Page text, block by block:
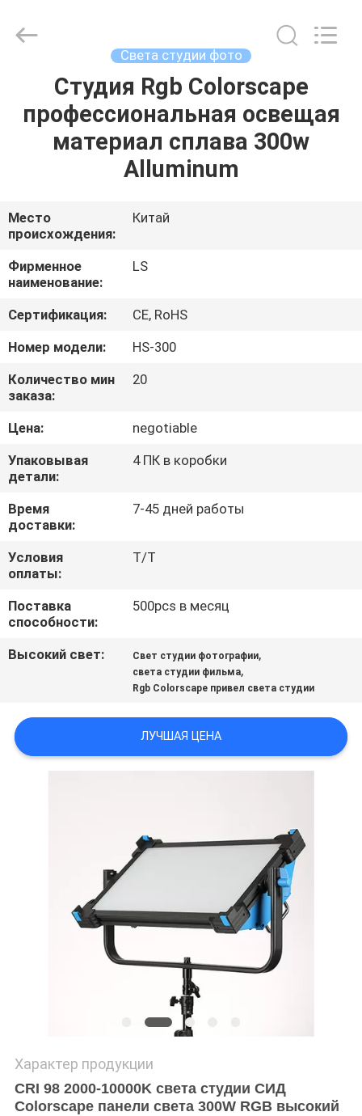
ПРОДУКТЫ
О
НАС
ПУТЕШЕСТВИЕ
ФАБРИКИ
ПРОВЕРКА
КАЧЕСТВА
СВЯЖИТЕСЬ
МЫ
НОВОСТИ
СЛУЧАИ
КАРТА
PRIVACY
POLICY
Television
Equipment
Света студии фото
Студия Rgb Colorscape
профессиональная освещая
материал сплава 300w
Alluminum
Место
происхождения:
Китай
Фирменное
наименование:
LS
Сертификация:
CE, RoHS
Номер модели:
HS-300
Количество мин
заказа:
20
Цена:
negotiable
Упаковывая
детали:
4 ПК в коробки
Время
доставки:
7-45 дней работы
Условия
оплаты:
T/T
Поставка
способности:
500pcs в месяц
Высокий свет: Свет студии фотографии,
света студии фильма,
Rgb Colorscape привел света студии
ЛУЧШАЯ ЦЕНА
Характер продукции
CRI 98 2000-10000K света студии СИД
Colorscape панели света 300W RGB высокий